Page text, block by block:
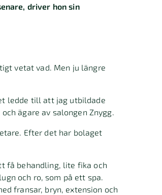
driver hon sin
vetat vad. Men ju längre
ledde till att jag utbildade
ägare av salongen Znygg.
Efter det har bolaget
få behandling, lite fika och
och ro, som på ett spa.
fransar, bryn, extension och